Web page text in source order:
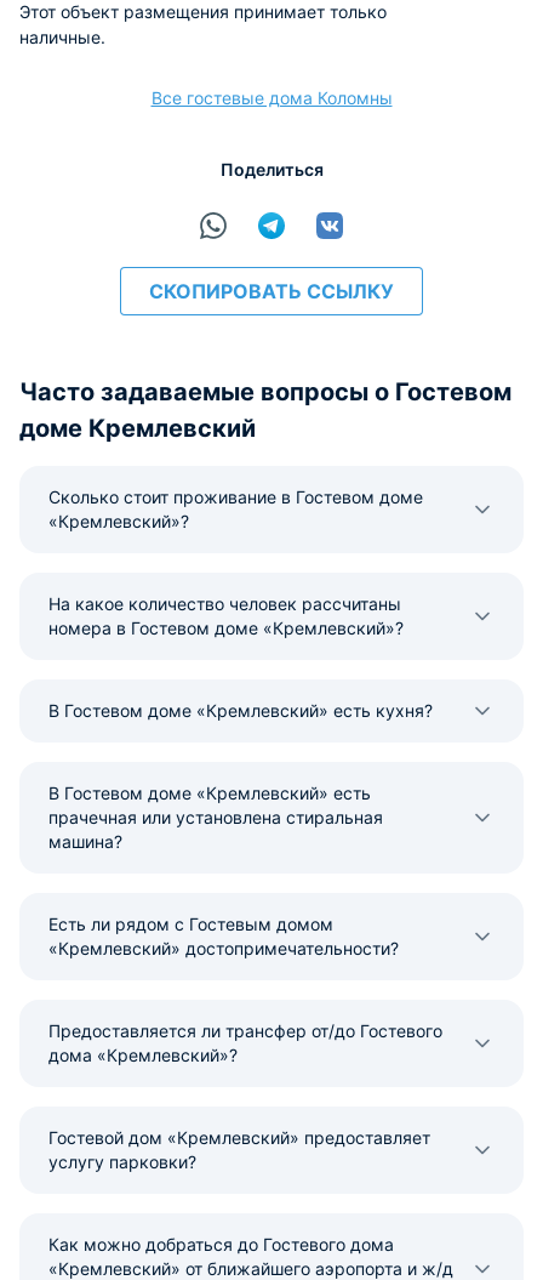
Этот объект размещения принимает только
наличные.
Все гостевые дома Коломны
Поделиться
СКОПИРОВАТЬ ССЫЛКУ
Часто задаваемые вопросы о Гостевом
доме Кремлевский
Сколько стоит проживание в Гостевом доме
«Кремлевский»?
На какое количество человек рассчитаны
номера в Гостевом доме «Кремлевский»?
В Гостевом доме «Кремлевский» есть кухня?
В Гостевом доме «Кремлевский» есть
прачечная или установлена стиральная
машина?
Есть ли рядом с Гостевым домом
«Кремлевский» достопримечательности?
Предоставляется ли трансфер от/до Гостевого
дома «Кремлевский»?
Гостевой дом «Кремлевский» предоставляет
услугу парковки?
Как можно добраться до Гостевого дома
«Кремлевский» от ближайшего аэропорта и ж/д